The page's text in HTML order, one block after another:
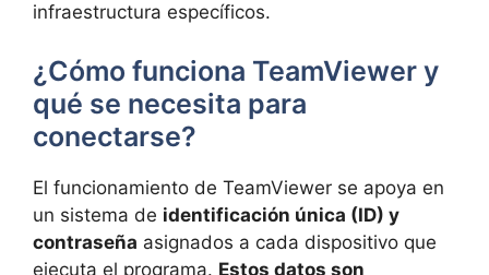
infraestructura específicos.
¿Cómo funciona TeamViewer y
qué se necesita para
conectarse?
El funcionamiento de TeamViewer se apoya en
un sistema de identificación única (ID) y
contraseña asignados a cada dispositivo que
ejecuta el programa. Estos datos son